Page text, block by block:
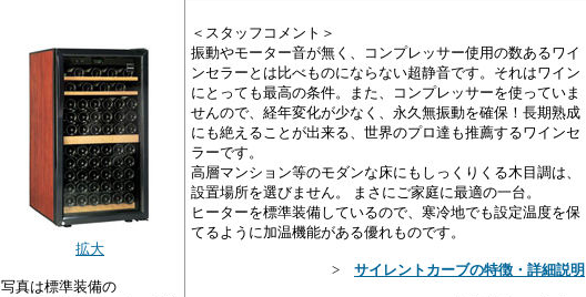
拡大
写真は標準装備の
＜スタッフコメント＞
振動やモーター音が無く、コンプレッサー使用の数あるワイ
ンセラーとは比べものにならない超静音です。それはワイン
にとっても最高の条件。また、コンプレッサーを使っていま
せんので、経年変化が少なく、永久無振動を確保！長期熟成
にも絶えることが出来る、世界のプロ達も推薦するワインセ
ラーです。
高層マンション等のモダンな床にもしっくりくる木目調は、
設置場所を選びません。 まさにご家庭に最適の一台。
ヒーターを標準装備しているので、寒冷地でも設定温度を保
てるように加温機能がある優れものです。
> サイレントカーブの特徴・詳細説明